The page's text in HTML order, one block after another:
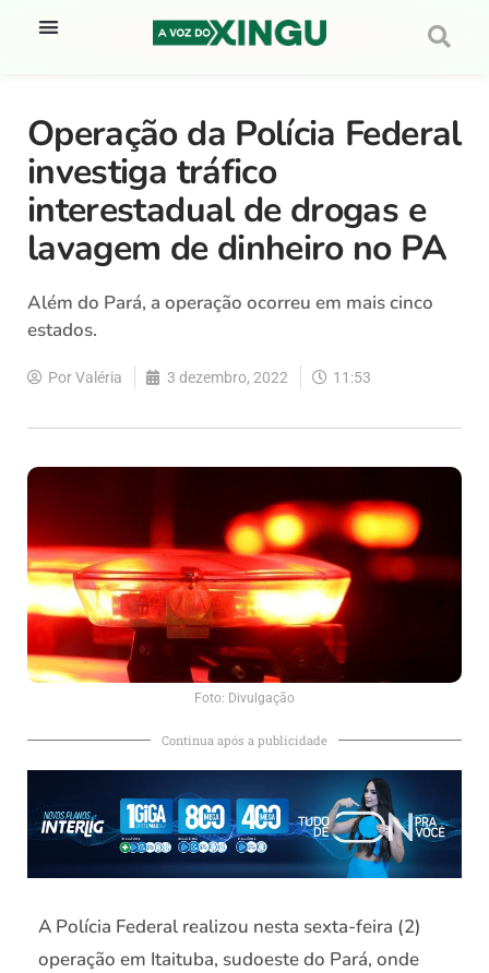
Operação da Polícia Federal
investiga tráfico
interestadual de drogas e
lavagem de dinheiro no PA
Além do Pará, a operação ocorreu em mais cinco
estados.
PorValéria 3 dezembro, 2022 11:53
Foto: Divulgação
Continua após a publicidade
A Polícia Federal realizou nesta sexta-feira (2)
operação em Itaituba, sudoeste do Pará, onde